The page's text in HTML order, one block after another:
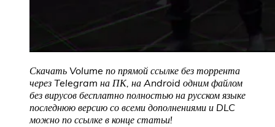
Скачать Volume по прямой ссылке без торрента
через Telegram на ПК, на Android одним файлом
без вирусов бесплатно полностью на русском языке
последнюю версию со всеми дополнениями и DLC
можно по ссылке в конце статьи!